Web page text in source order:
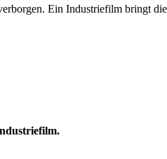
Ein Industriefilm bringt